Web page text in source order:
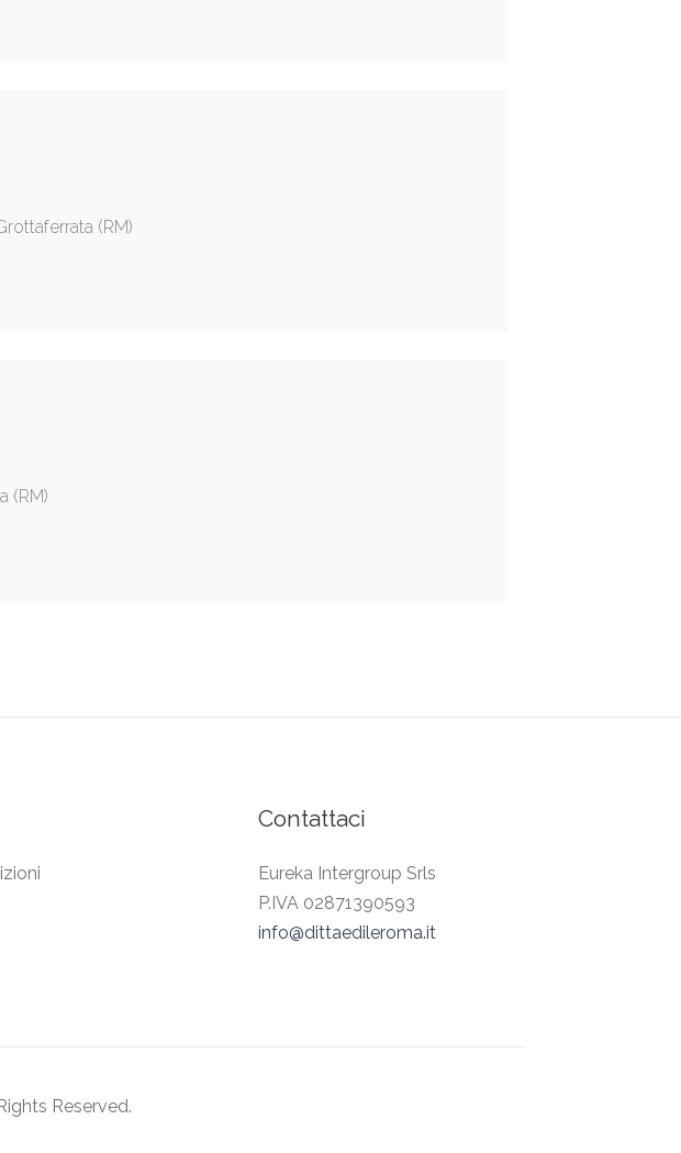
(RM)
(RM)
Contattaci
Eureka Intergroup Srls
P.IVA 02871390593
info@dittaedileroma.it
Reserved.